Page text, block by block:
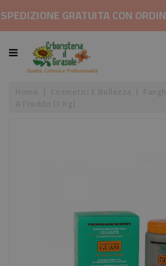
SPEDIZIONE GRATUITA CON
CATEGORIA
HOME
ALIMENTAZIONE